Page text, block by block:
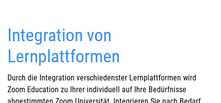
Integration von
Lernplattformen
Durch die Integration verschiedenster Lernplattformen wird
Zoom Education zu Ihrer individuell auf Ihre Bedürfnisse